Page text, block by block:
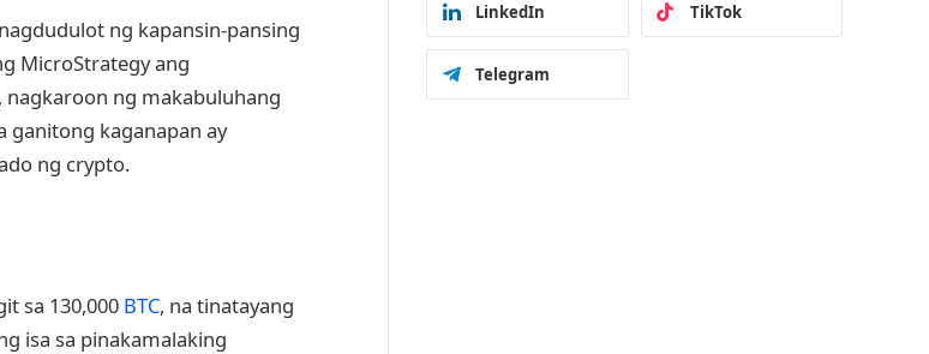
ng kapansin-pansing
MicroStrategy ang
nagkaroon ng makabuluhang
ganitong kaganapan ay
ng crypto.
sa 130,000 BTC, na tinatayang
isa sa pinakamalaking
LinkedIn TikTok
Telegram